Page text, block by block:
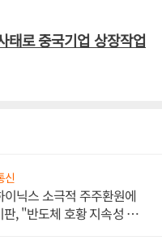
로 중국기업 상장작업
신
닉스 소극적 주주환원에
, "반도체 호황 지속성 의